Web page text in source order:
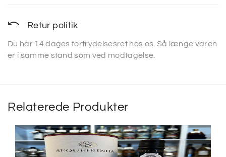
Retur politik
Du har 14 dages fortrydelsesret hos os. Så længe varen
er i samme stand som ved modtagelse.
Relaterede Produkter